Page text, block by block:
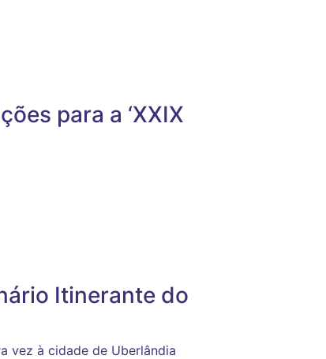
para a ‘XXIX
Itinerante do
vez à cidade de Uberlândia